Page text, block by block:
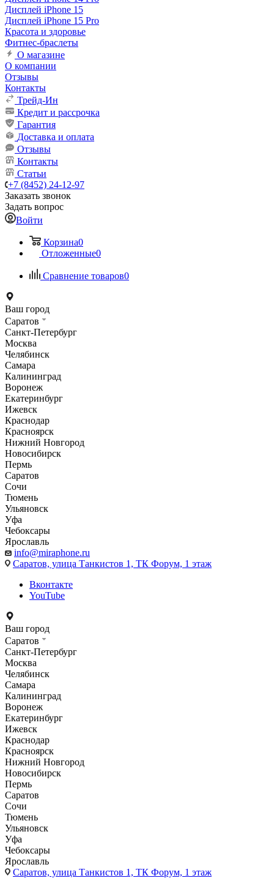
Дисплей iPhone 15
Дисплей iPhone 15 Pro
Красота и здоровье
Фитнес-браслеты
О магазине
О компании
Отзывы
Контакты
Трейд-Ин
Кредит и рассрочка
Гарантия
Доставка и оплата
Отзывы
Контакты
Статьи
+7 (8452) 24-12-97
Заказать звонок
Задать вопрос
Войти
Корзина0
Отложенные0
Сравнение товаров0
Ваш город
Саратов
Санкт-Петербург
Москва
Челябинск
Самара
Калининград
Воронеж
Екатеринбург
Ижевск
Краснодар
Красноярск
Нижний Новгород
Новосибирск
Пермь
Саратов
Сочи
Тюмень
Ульяновск
Уфа
Чебоксары
Ярославль
info@miraphone.ru
Саратов, улица Танкистов 1, ТК Форум, 1 этаж
Вконтакте
YouTube
Ваш город
Саратов
Санкт-Петербург
Москва
Челябинск
Самара
Калининград
Воронеж
Екатеринбург
Ижевск
Краснодар
Красноярск
Нижний Новгород
Новосибирск
Пермь
Саратов
Сочи
Тюмень
Ульяновск
Уфа
Чебоксары
Ярославль
Саратов, улица Танкистов 1, ТК Форум, 1 этаж